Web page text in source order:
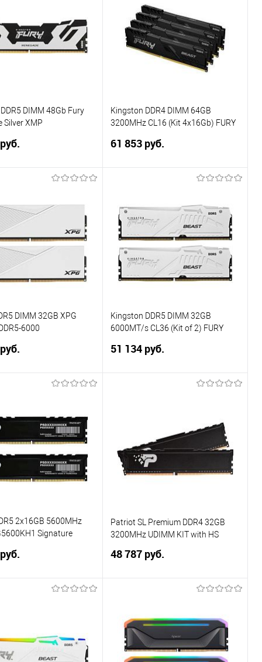
1 клик
Сравнение
Купить в 1 клик
Сравнение
В избранное
DIMM 48Gb Fury
Silver XMP
в 1 клик
Сравнение
Kingston DDR4 DIMM 64GB
3200MHz CL16 (Kit 4x16Gb) FURY
61 853 руб.
Купить в 1 клик
Сравнение
В избранное
DIMM 32GB XPG
6000
WHITE
в 1 клик
Сравнение
Kingston DDR5 DIMM 32GB
6000MT/s CL36 (Kit of 2) FURY
51 134 руб.
Сравнение
В избранное
2x16GB 5600MHz
Signature
Сравнение
Patriot SL Premium DDR4 32GB
3200MHz UDIMM KIT with HS
48 787 руб.
Купить в 1 клик
Сравнение
В избранное